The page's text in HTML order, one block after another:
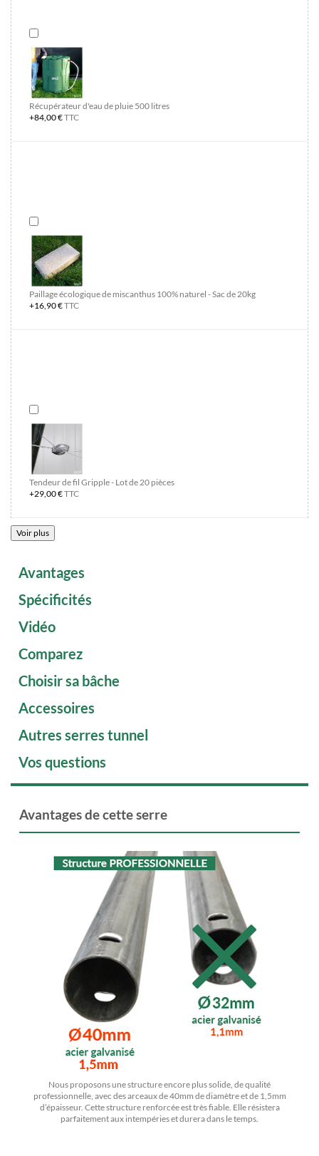
Récupérateur d'eau de pluie 500 litres
+84,00 €TTC
Paillage écologique de miscanthus 100% naturel - Sac de 20kg
+16,90 €TTC
Tendeur de fil Gripple - Lot de 20 pièces
+29,00 €TTC
Voir plus
Avantages
Spécificités
Vidéo
Comparez
Choisir sa bâche
Accessoires
Autres serres tunnel
Vos questions
Avantages de cette serre
Nous proposons une structure encore plus solide, de qualité
professionnelle, avec des arceaux de 40mm de diamètre et de 1,5mm
d’épaisseur. Cette structure renforcée est très fiable. Elle résistera
parfaitement aux intempéries et durera dans le temps.